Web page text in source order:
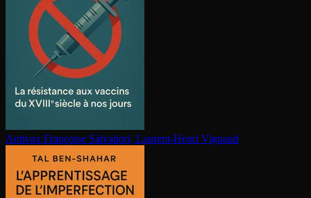
Antivax Françoise Salvadori, Laurent-Henri Vignaud